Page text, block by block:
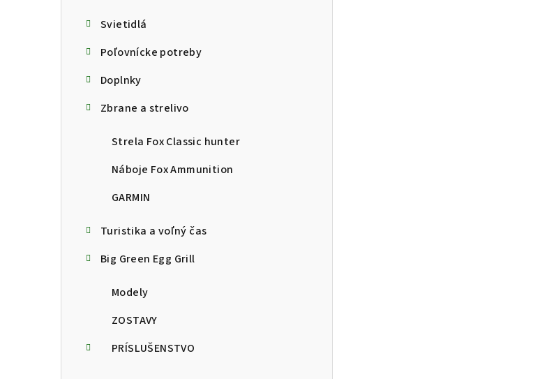
Svietidlá
Poľovnícke potreby
Doplnky
Zbrane a strelivo
Strela Fox Classic hunter
Náboje Fox Ammunition
GARMIN
Turistika a voľný čas
Big Green Egg Grill
Modely
ZOSTAVY
PRÍSLUŠENSTVO